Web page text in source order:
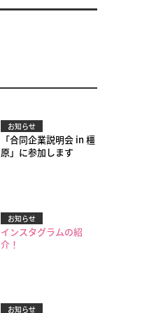
お知らせ
「合同企業説明会 in 橿
原」に参加します
お知らせ
インスタグラムの紹
介！
お知らせ